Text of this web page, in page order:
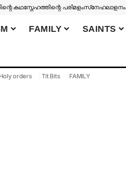
കഥസ്നേഹത്തിന്റെ പരിമളംസ്‌നേഹലാളനം
FAMILY SAINTS
orders Tit Bits FAMILY